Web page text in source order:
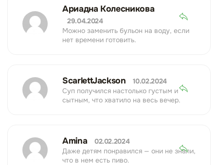
Ариадна Колесникова
29.04.2024
Можно заменить бульон на воду, если
нет времени готовить.
ScarlettJackson
10.02.2024
Суп получился настолько густым и
сытным, что хватило на весь вечер.
Amina
02.02.2024
Даже детям понравился — они не знали,
что в нем есть пиво.